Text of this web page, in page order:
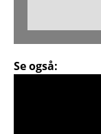
Se også: